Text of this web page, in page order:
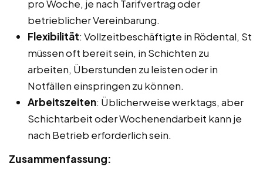
pro Woche, je nach Tarifvertrag oder
betrieblicher Vereinbarung.
Flexibilität: Vollzeitbeschäftigte in Rödental, St
müssen oft bereit sein, in Schichten zu
arbeiten, Überstunden zu leisten oder in
Notfällen einspringen zu können.
Arbeitszeiten: Üblicherweise werktags, aber
Schichtarbeit oder Wochenendarbeit kann je
nach Betrieb erforderlich sein.
Zusammenfassung: